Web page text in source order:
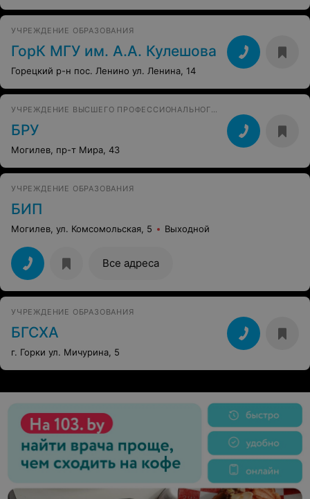
УЧРЕЖДЕНИЕ ОБРАЗОВАНИЯ
ГорК МГУ им. А.А. Кулешова
Горецкий р-н пос. Ленино ул. Ленина, 14
УЧРЕЖДЕНИЕ ВЫСШЕГО ПРОФЕССИОНАЛЬНОГО ОБРАЗОВАНИЯ
БРУ
Могилев, пр-т Мира, 43
УЧРЕЖДЕНИЕ ОБРАЗОВАНИЯ
БИП
Могилев, ул. Комсомольская, 5 Выходной
Все адреса
УЧРЕЖДЕНИЕ ОБРАЗОВАНИЯ
БГСХА
г. Горки ул. Мичурина, 5